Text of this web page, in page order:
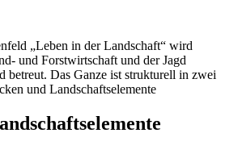
„Leben in der Landschaft“ wird
und Forstwirtschaft und der Jagd
betreut. Das Ganze ist strukturell in zwei
und Landschaftselemente